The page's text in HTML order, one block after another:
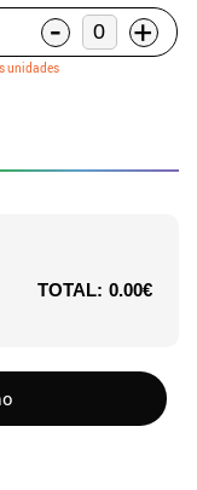
- +
unidades
TOTAL: 0.00€